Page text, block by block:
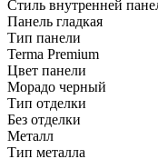
Стиль внутренней
Панель гладкая
Тип панели
Terma Premium
Цвет панели
Морадо черный
Тип отделки
Без отделки
Металл
Тип металла